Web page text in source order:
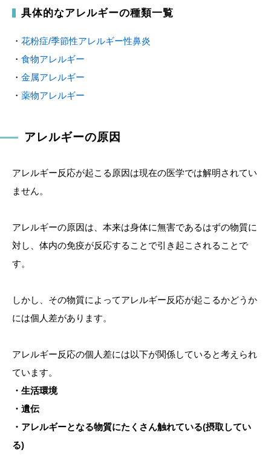
具体的なアレルギーの種類一覧
・ 花粉症/季節性アレルギー性鼻炎
・ 食物アレルギー
・ 金属アレルギー
・ 薬物アレルギー
アレルギーの原因
アレルギー反応が起こる原因は現在の医学では解明されてい
ません。
アレルギーの原因は、本来は身体に無害であるはずの物質に
対し、体内の免疫が反応することで引き起こされることで
す。
しかし、その物質によってアレルギー反応が起こるかどうか
には個人差があります。
アレルギー反応の個人差には以下が関係していると考えられ
ています。
・生活環境
・遺伝
・アレルギーとなる物質にたくさん触れている(摂取してい
る)